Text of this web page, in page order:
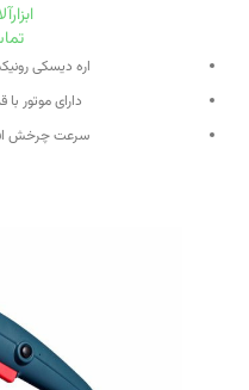
اره دیسکی رونیکس ۴۳۱۱ ساخت
دارای موتور با
سرعت چرخش افزون بر ۴۸۰۰
طراحی دسته جانبی با
دارای مکانیزم تنظیم دقیق عمق برش تا ۶۵ میلی متر
طراحی بی نظیر در بخش جا